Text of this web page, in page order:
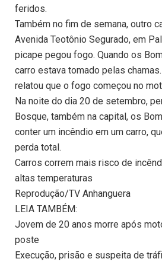
feridos.
Também no fim de semana, outro
Avenida Teotônio Segurado, em
picape pegou fogo. Quando os
carro estava tomado pelas
relatou que o fogo começou no
Na noite do dia 20 de setembro,
Bosque, também na capital, os
conter um incêndio em um carro,
perda total.
Carros correm mais risco de
altas temperaturas
Reprodução/TV Anhanguera
LEIA TAMBÉM:
Jovem de 20 anos morre após
poste
Execução, prisão e suspeita de